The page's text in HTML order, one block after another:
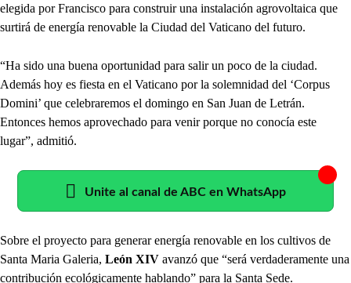
elegida por Francisco para construir una instalación agrovoltaica que
surtirá de energía renovable la Ciudad del Vaticano del futuro.
“Ha sido una buena oportunidad para salir un poco de la ciudad.
Además hoy es fiesta en el Vaticano por la solemnidad del ‘Corpus
Domini’ que celebraremos el domingo en San Juan de Letrán.
Entonces hemos aprovechado para venir porque no conocía este
lugar”, admitió.
Unite al canal de ABC en WhatsApp
Sobre el proyecto para generar energía renovable en los cultivos de
Santa Maria Galeria, León XIV avanzó que “será verdaderamente una
contribución ecológicamente hablando” para la Santa Sede.